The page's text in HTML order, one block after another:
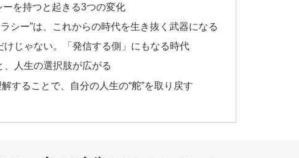
ーを持つと起きる3つの変化
シー”は、これからの時代を生き抜く武器になる
けじゃない。「発信する側」にもなる時代
、人生の選択肢が広がる
することで、自分の人生の“舵”を取り戻す